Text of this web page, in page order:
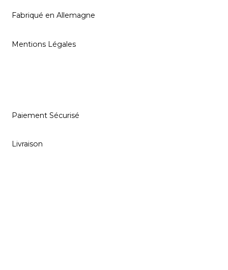
Fabriqué en Allemagne
Mentions Légales
Paiement Sécurisé
Livraison